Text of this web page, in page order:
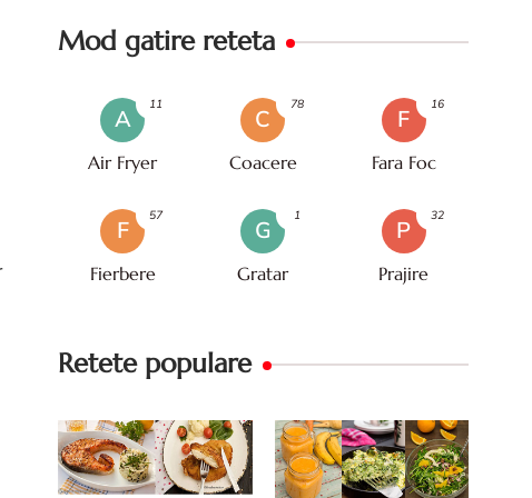
Mod gatire reteta
A
Air Fryer
11
C
Coacere
78
F
Fara Foc
16
F
Fierbere
57
G
Gratar
1
P
Prajire
32
Retete populare